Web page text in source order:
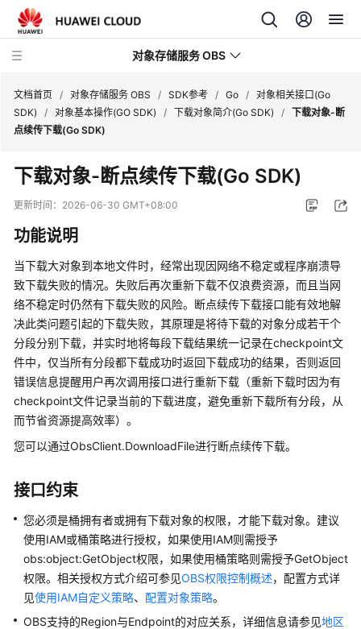
对象存储服务 OBS
新
动
态
服
公
告
产
品
介
绍
计
说
速
入
门
用
户
文档首页 / 对象存储服务 OBS / SDK参考 / Go / 对象相关接口(Go
SDK)
/ 对象基本操作(GO SDK) / 下载对象简介(Go SDK) / 下载对象-断
点续传下载(Go SDK)
下载对象-断点续传下载(Go SDK)
更新时间： 2026-06-30 GMT+08:00
功能说明
当下载大对象到本地文件时，经常出现因网络不稳定或程序崩溃导
致下载失败的情况。失败后再次重新下载不仅浪费资源，而且当网
络不稳定时仍然有下载失败的风险。断点续传下载接口能有效地解
决此类问题引起的下载失败，其原理是将待下载的对象分成若干个
分段分别下载，并实时地将每段下载结果统一记录在checkpoint文
件中，仅当所有分段都下载成功时返回下载成功的结果，否则返回
错误信息提醒用户再次调用接口进行重新下载（重新下载时因为有
checkpoint文件记录当前的下载进度，避免重新下载所有分段，从
而节省资源提高效率）。
您可以通过ObsClient.DownloadFile进行断点续传下载。
接口约束
您必须是桶拥有者或拥有下载对象的权限，才能下载对象。建议
使用IAM或桶策略进行授权，如果使用IAM则需授予
obs:object:GetObject权限，如果使用桶策略则需授予GetObject
权限。相关授权方式介绍可参见OBS权限控制概述，配置方式详
见使用IAM自定义策略、 配置对象策略。
OBS支持的Region与Endpoint的对应关系，详细信息请参见地区